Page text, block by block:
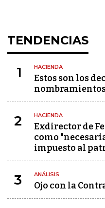
TENDENCIAS
1 HACIENDA
Estos son los
2 HACIENDA
Exdirector de
como
impuesto al
3 ANÁLISIS
Ojo con la